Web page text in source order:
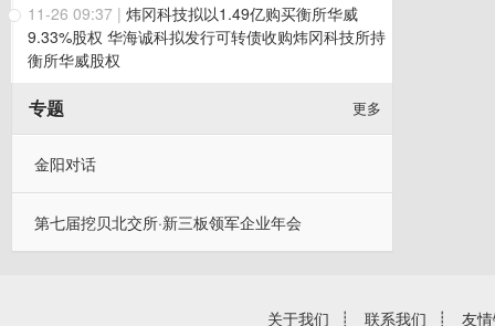
11-26 09:37 | 炜冈科技拟以1.49亿购买衡所华威
9.33%股权 华海诚科拟发行可转债收购炜冈科技所持
衡所华威股权
专题 更多
金阳对话
第七届挖贝北交所·新三板领军企业年会
关于我们 ┊ 联系我们 ┊
友